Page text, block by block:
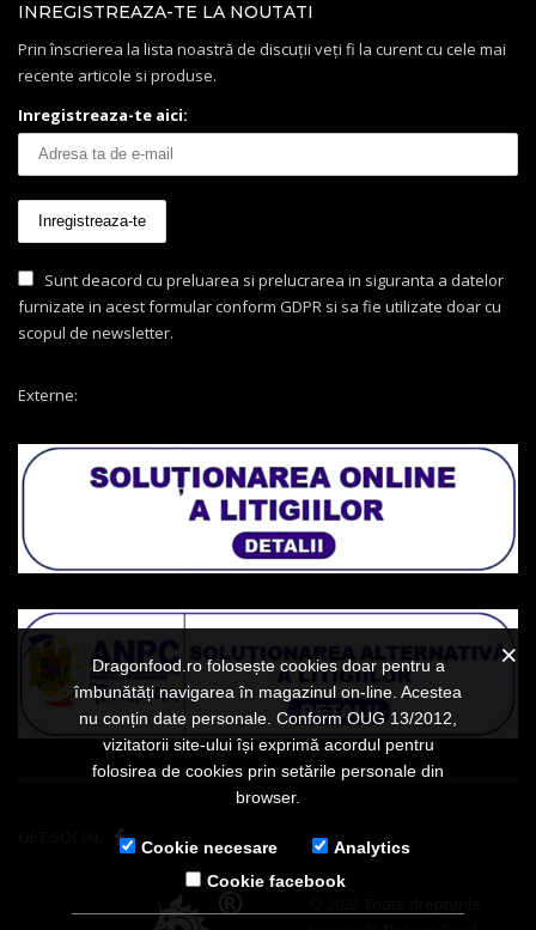
INREGISTREAZA-TE LA NOUTATI
Prin înscrierea la lista noastră de discuții veți fi la curent cu cele mai
recente articole si produse.
Inregistreaza-te aici:
Sunt deacord cu preluarea si prelucrarea in siguranta a datelor
furnizate in acest formular conform GDPR si sa fie utilizate doar cu
scopul de newsletter.
Externe:
Dragonfood.ro folosește cookies doar pentru a
îmbunătăți navigarea în magazinul on-line. Acestea
nu conțin date personale. Conform OUG 13/2012,
vizitatorii site-ului își exprimă acordul pentru
folosirea de cookies prin setările personale din
browser.
Cookie necesare
Analytics
Cookie facebook